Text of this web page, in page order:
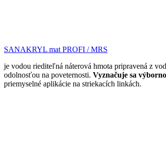
SANAKRYL mat PROFI / MRS
je vodou riediteľná náterová hmota pripravená z
odolnosťou na poveternosti. Vyznačuje sa
priemyselné aplikácie na striekacích linkách.